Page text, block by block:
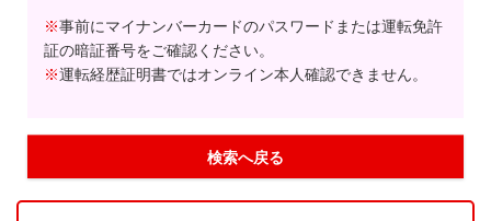
※事前にマイナンバーカードのパスワードまたは運転免許
証の暗証番号をご確認ください。
※運転経歴証明書ではオンライン本人確認できません。
検索へ戻る